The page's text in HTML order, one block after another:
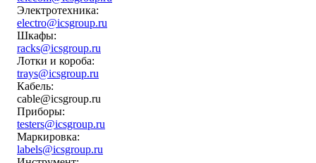
Электротехника:
electro@icsgroup.ru
Шкафы:
racks@icsgroup.ru
Лотки и короба:
trays@icsgroup.ru
Кабель:
cable@icsgroup.ru
Приборы:
testers@icsgroup.ru
Маркировка:
labels@icsgroup.ru